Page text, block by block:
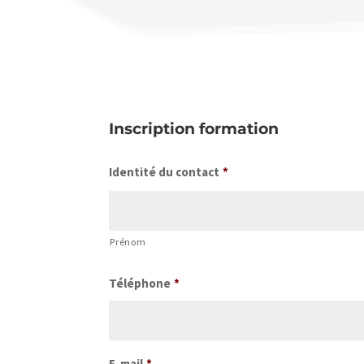
Inscription formation
Identité du contact *
Prénom
Téléphone *